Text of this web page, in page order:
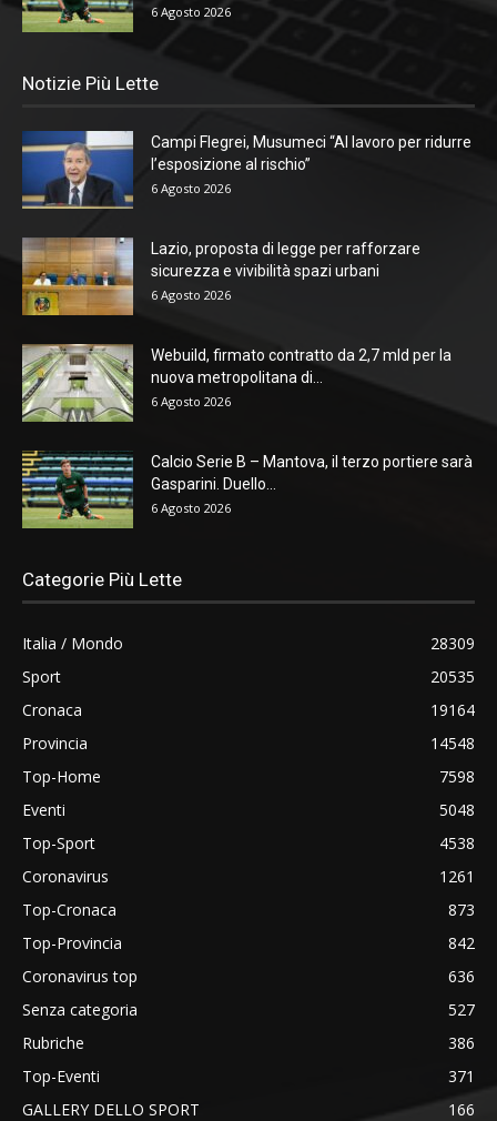
6 Agosto 2026
Notizie Più Lette
Campi Flegrei, Musumeci “Al lavoro per ridurre
l’esposizione al rischio”
6 Agosto 2026
Lazio, proposta di legge per rafforzare
sicurezza e vivibilità spazi urbani
6 Agosto 2026
Webuild, firmato contratto da 2,7 mld per la
nuova metropolitana di...
6 Agosto 2026
Calcio Serie B – Mantova, il terzo portiere sarà
Gasparini. Duello...
6 Agosto 2026
Categorie Più Lette
Italia / Mondo
28309
Sport
20535
Cronaca
19164
Provincia
14548
Top-Home
7598
Eventi
5048
Top-Sport
4538
Coronavirus
1261
Top-Cronaca
873
Top-Provincia
842
Coronavirus top
636
Senza categoria
527
Rubriche
386
Top-Eventi
371
GALLERY DELLO SPORT
166